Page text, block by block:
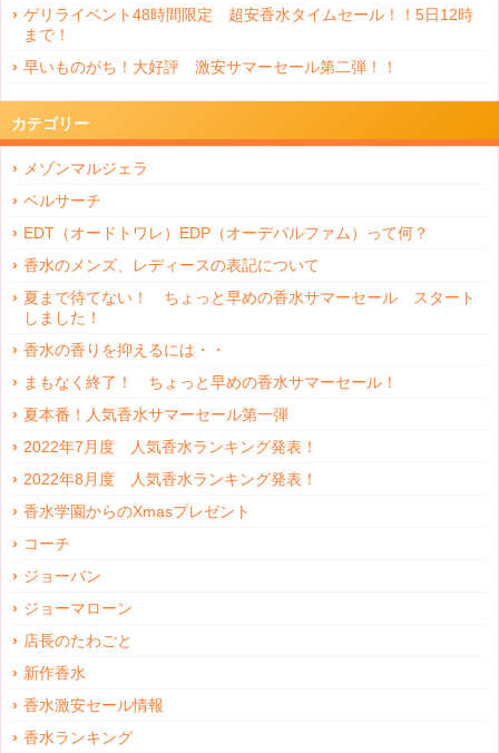
ゲリライベント48時間限定 超安香水タイムセール！！5日12時
まで！
早いものがち！大好評 激安サマーセール第二弾！！
カテゴリー
メゾンマルジェラ
ベルサーチ
EDT（オードトワレ）EDP（オーデパルファム）って何？
香水のメンズ、レディースの表記について
夏まで待てない！ ちょっと早めの香水サマーセール スタート
しました！
香水の香りを抑えるには・・
まもなく終了！ ちょっと早めの香水サマーセール！
夏本番！人気香水サマーセール第一弾
2022年7月度 人気香水ランキング発表！
2022年8月度 人気香水ランキング発表！
香水学園からのXmasプレゼント
コーチ
ジョーバン
ジョーマローン
店長のたわごと
新作香水
香水激安セール情報
香水ランキング